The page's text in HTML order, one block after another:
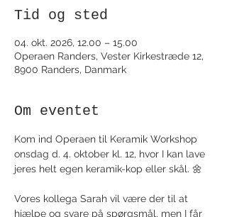
Tid og sted
04. okt. 2026, 12.00 – 15.00
Operaen Randers, Vester Kirkestræde 12,
8900 Randers, Danmark
Om eventet
Kom ind Operaen til Keramik Workshop
onsdag d. 4. oktober kl. 12, hvor I kan lave
jeres helt egen keramik-kop eller skål. 🌼
Vores kollega Sarah vil være der til at
hjælpe og svare på spørgsmål, men I får